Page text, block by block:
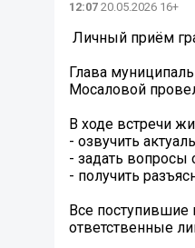
12:07 20.05.2026 16+
Личный приём
Глава
Мосаловой
В ходе встречи
- озвучить
- задать вопросы
- получить
Все поступившие
ответственные